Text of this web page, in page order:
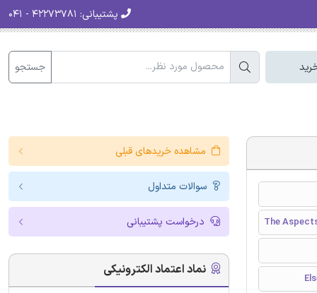
پشتیبانی:
جستجو
The
مشاهده خریدهای قبلی
سوالات متداول
درخواست پشتیبانی
نماد اعتماد الکترونیکی